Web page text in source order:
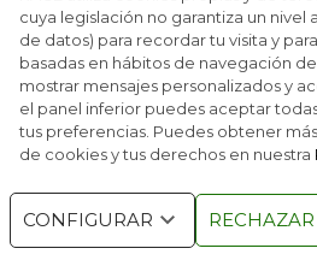
cuya legislación no garantiza un
de datos) para recordar tu visita y
basadas en hábitos de navegación
mostrar mensajes personalizados y
el panel inferior puedes aceptar
tus preferencias. Puedes obtener
de cookies y tus derechos en nuestra
CONFIGURAR RECHAZAR
EL RACE IMPULSA UNA
RECUPERAR PUNTOS
TODOS